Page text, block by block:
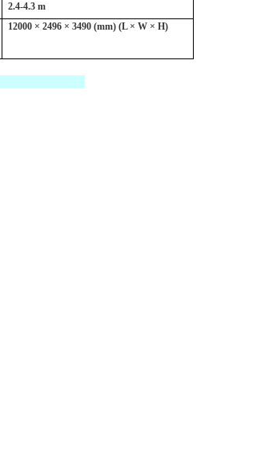
2.4-4.3 m
12000 × 2496 × 3490 (mm) (L × W × H)